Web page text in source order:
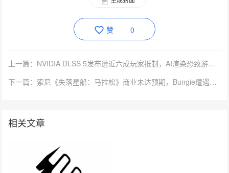
赞 0
上一篇：NVIDIA DLSS 5发布遭近六成玩家抵制，AI渲染恐致游戏'同质化'
下一篇：索尼《失落星船：马拉松》商业未达预期，Bungie遭遇巨额资产减值
相关文章